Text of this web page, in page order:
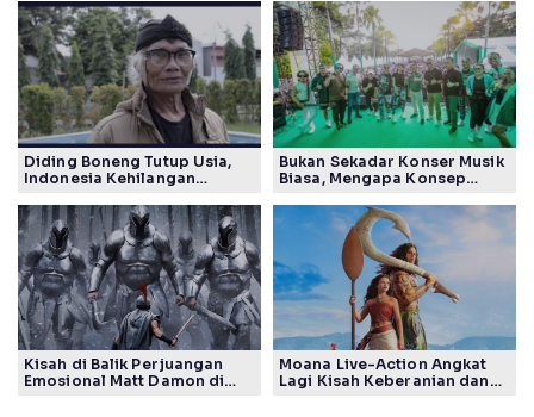
Diding Boneng Tutup Usia,
Indonesia Kehilangan
Generasi
Bukan Sekadar Konser Musik
Biasa, Mengapa Konsep
Tuai Pujian Banyak Pihak
Kisah di Balik Perjuangan
Emosional Matt Damon di
Moana Live-Action Angkat
Lagi Kisah Keberanian dan